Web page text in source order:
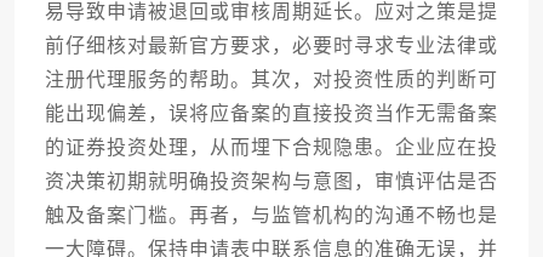
易导致申请被退回或审核周期延长。应对之策是提
前仔细核对最新官方要求，必要时寻求专业法律或
注册代理服务的帮助。其次，对投资性质的判断可
能出现偏差，误将应备案的直接投资当作无需备案
的证券投资处理，从而埋下合规隐患。企业应在投
资决策初期就明确投资架构与意图，审慎评估是否
触及备案门槛。再者，与监管机构的沟通不畅也是
一大障碍。保持申请表中联系信息的准确无误，并